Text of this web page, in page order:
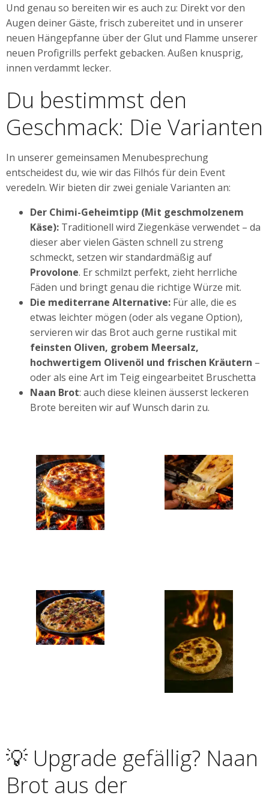
Und genau so bereiten wir es auch zu: Direkt vor den
Augen deiner Gäste, frisch zubereitet und in unserer
neuen Hängepfanne über der Glut und Flamme unserer
neuen Profigrills perfekt gebacken. Außen knusprig,
innen verdammt lecker.
Du bestimmst den
Geschmack: Die Varianten
In unserer gemeinsamen Menubesprechung
entscheidest du, wie wir das Filhós für dein Event
veredeln. Wir bieten dir zwei geniale Varianten an:
Der Chimi-Geheimtipp (Mit geschmolzenem
Käse): Traditionell wird Ziegenkäse verwendet – da
dieser aber vielen Gästen schnell zu streng
schmeckt, setzen wir standardmäßig auf
Provolone. Er schmilzt perfekt, zieht herrliche
Fäden und bringt genau die richtige Würze mit.
Die mediterrane Alternative: Für alle, die es
etwas leichter mögen (oder als vegane Option),
servieren wir das Brot auch gerne rustikal mit
feinsten Oliven, grobem Meersalz,
hochwertigem Olivenöl und frischen Kräutern –
oder als eine Art im Teig eingearbeitet Bruschetta
Naan Brot: auch diese kleinen äusserst leckeren
Brote bereiten wir auf Wunsch darin zu.
💡 Upgrade gefällig? Naan
Brot aus der